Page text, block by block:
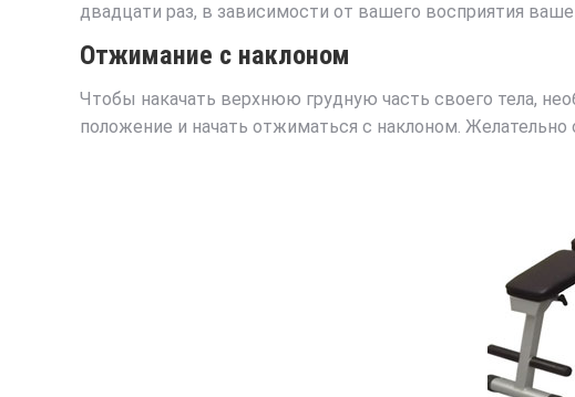
двадцати раз, в зависимости от вашего восприятия
Отжимание с наклоном
Чтобы накачать верхнюю грудную часть своего тела,
положение и начать отжиматься с наклоном.